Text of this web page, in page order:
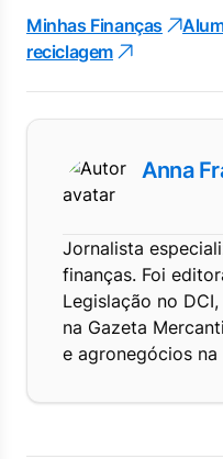
Minhas Finanças
reciclagem
Anna
Jornalista
finanças. Foi
Legislação no
na Gazeta
e agronegócios